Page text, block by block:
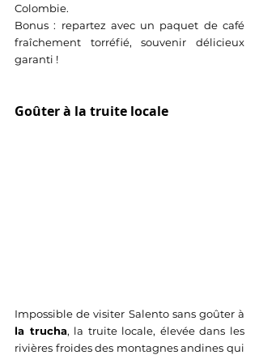
Colombie.
Bonus : repartez avec un paquet de café
fraîchement torréfié, souvenir délicieux
garanti !
Goûter à la truite locale
la trucha, la truite locale, élevée dans les
rivières froides des montagnes andines qui